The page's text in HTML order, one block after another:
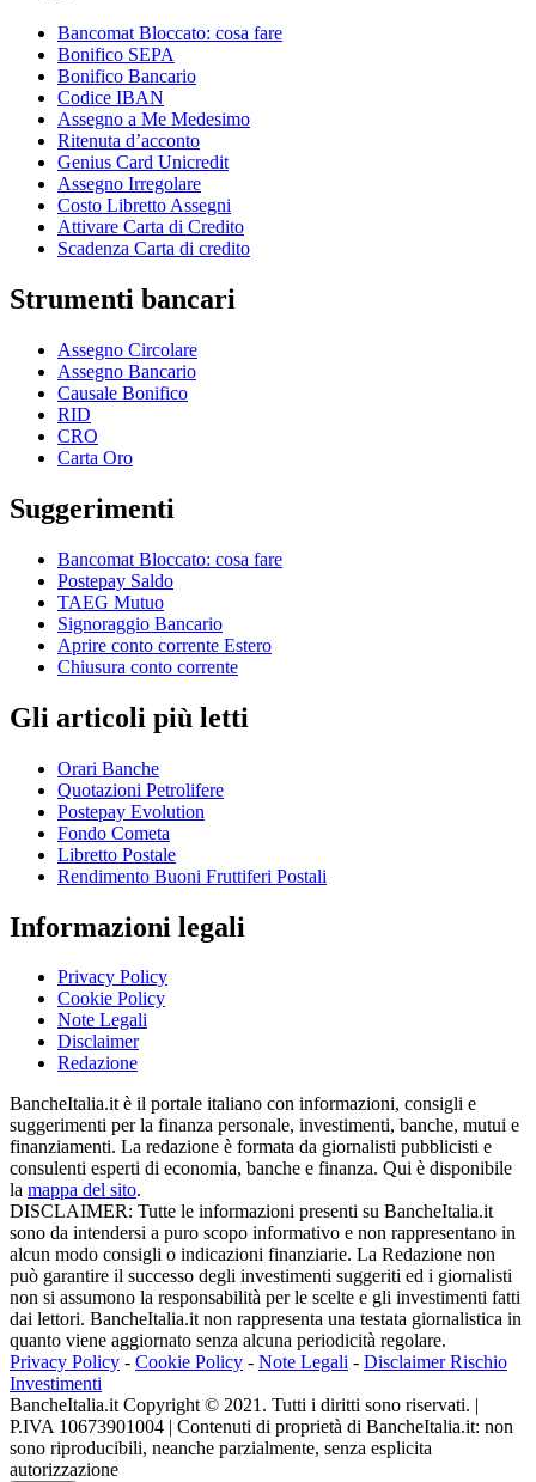
Bancomat Bloccato: cosa fare
Bonifico SEPA
Bonifico Bancario
Codice IBAN
Assegno a Me Medesimo
Ritenuta d’acconto
Genius Card Unicredit
Assegno Irregolare
Costo Libretto Assegni
Attivare Carta di Credito
Scadenza Carta di credito
Strumenti bancari
Assegno Circolare
Assegno Bancario
Causale Bonifico
RID
CRO
Carta Oro
Suggerimenti
Bancomat Bloccato: cosa fare
Postepay Saldo
TAEG Mutuo
Signoraggio Bancario
Aprire conto corrente Estero
Chiusura conto corrente
Gli articoli più letti
Orari Banche
Quotazioni Petrolifere
Postepay Evolution
Fondo Cometa
Libretto Postale
Rendimento Buoni Fruttiferi Postali
Informazioni legali
Privacy Policy
Cookie Policy
Note Legali
Disclaimer
Redazione
BancheItalia.it è il portale italiano con informazioni, consigli e
suggerimenti per la finanza personale, investimenti, banche, mutui e
finanziamenti. La redazione è formata da giornalisti pubblicisti e
consulenti esperti di economia, banche e finanza. Qui è disponibile
la mappa del sito.
DISCLAIMER: Tutte le informazioni presenti su BancheItalia.it
sono da intendersi a puro scopo informativo e non rappresentano in
alcun modo consigli o indicazioni finanziarie. La Redazione non
può garantire il successo degli investimenti suggeriti ed i giornalisti
non si assumono la responsabilità per le scelte e gli investimenti fatti
dai lettori. BancheItalia.it non rappresenta una testata giornalistica in
quanto viene aggiornato senza alcuna periodicità regolare.
Privacy Policy - Cookie Policy - Note Legali - Disclaimer Rischio
Investimenti
BancheItalia.it Copyright © 2021. Tutti i diritti sono riservati. |
P.IVA 10673901004 | Contenuti di proprietà di BancheItalia.it: non
sono riproducibili, neanche parzialmente, senza esplicita
autorizzazione